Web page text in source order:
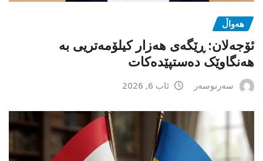
هەواڵ
ئۆجەلان: ڕێگەی هەزار کیلۆمەتریی بە
هەنگاوێک دەستپێدەکات
سەرنوسەر ئاب 6, 2026